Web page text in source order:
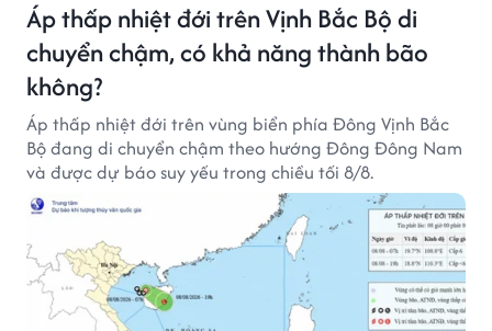
Áp thấp nhiệt đới trên Vịnh Bắc Bộ di
chuyển chậm, có khả năng thành bão
không?
Áp thấp nhiệt đới trên vùng biển phía Đông Vịnh Bắc
Bộ đang di chuyển chậm theo hướng Đông Đông Nam
và được dự báo suy yếu trong chiều tối 8/8.